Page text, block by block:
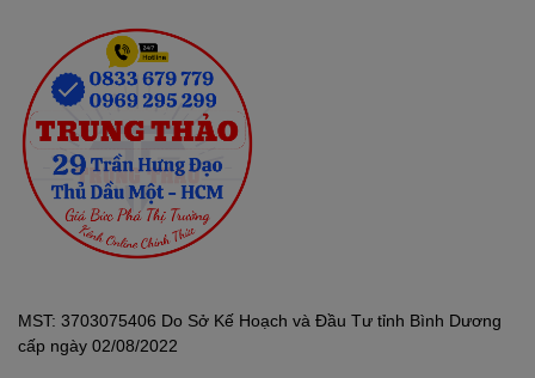
MST: 3703075406 Do Sở Kế Hoạch và Đầu Tư tỉnh Bình Dương
cấp ngày 02/08/2022